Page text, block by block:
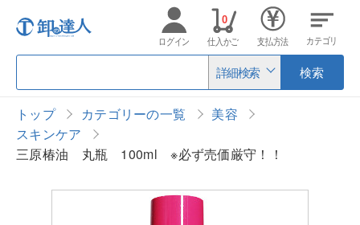
詳細検索 検索
ログイン 仕入かご
0
支払方法 カテゴリ
トップ カテゴリーの一覧
美容
スキンケア
三原椿油 丸瓶 100ml ※必ず売価厳守！！